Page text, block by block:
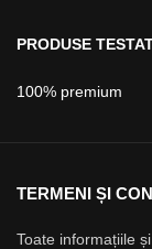
PRODUSE
100% premium
TERMENI ȘI
Toate informațiile